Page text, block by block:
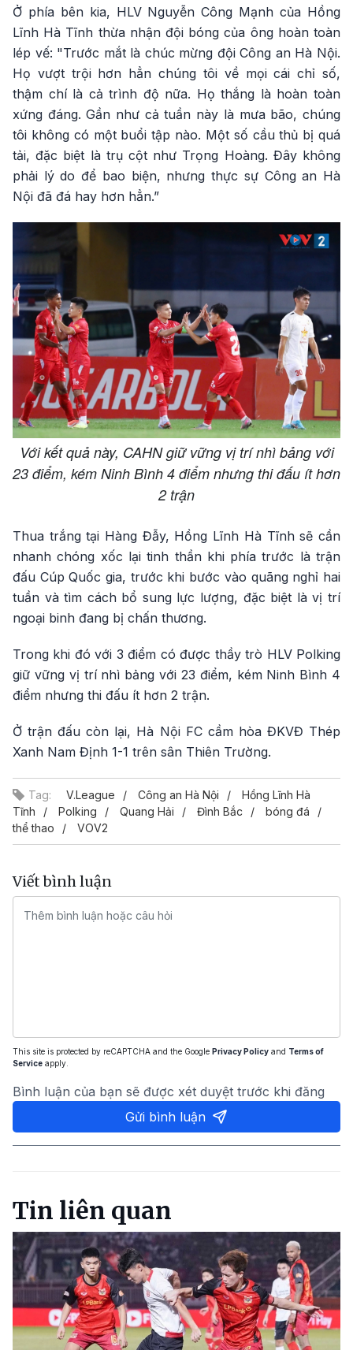
Ở phía bên kia, HLV Nguyễn Công Mạnh của Hồng
Lĩnh Hà Tĩnh thừa nhận đội bóng của ông hoàn toàn
lép vế: "Trước mắt là chúc mừng đội Công an Hà Nội.
Họ vượt trội hơn hẳn chúng tôi về mọi cái chỉ số,
thậm chí là cả trình độ nữa. Họ thắng là hoàn toàn
xứng đáng. Gần như cả tuần này là mưa bão, chúng
tôi không có một buổi tập nào. Một số cầu thủ bị quá
tải, đặc biệt là trụ cột như Trọng Hoàng. Đây không
phải lý do để bao biện, nhưng thực sự Công an Hà
Nội đã đá hay hơn hẳn.”
Với kết quả này, CAHN giữ vững vị trí nhì bảng với
23 điểm, kém Ninh Bình 4 điểm nhưng thi đấu ít hơn
2 trận
Thua trắng tại Hàng Đẫy, Hồng Lĩnh Hà Tĩnh sẽ cần
nhanh chóng xốc lại tinh thần khi phía trước là trận
đấu Cúp Quốc gia, trước khi bước vào quãng nghỉ hai
tuần và tìm cách bổ sung lực lượng, đặc biệt là vị trí
ngoại binh đang bị chấn thương.
Trong khi đó với 3 điểm có được thầy trò HLV Polking
giữ vững vị trí nhì bảng với 23 điểm, kém Ninh Bình 4
điểm nhưng thi đấu ít hơn 2 trận.
Ở trận đấu còn lại, Hà Nội FC cầm hòa ĐKVĐ Thép
Xanh Nam Định 1-1 trên sân Thiên Trường.
Tag: V.League Công an Hà Nội
Hồng Lĩnh Hà
Tĩnh
Polking Quang Hải Đình Bắc
bóng đá
thể thao
VOV2
Viết bình luận
This site is protected by reCAPTCHA and the Google Privacy Policy and Terms of
Service apply.
Bình luận của bạn sẽ được xét duyệt trước khi đăng
Gửi bình luận
Tin liên quan